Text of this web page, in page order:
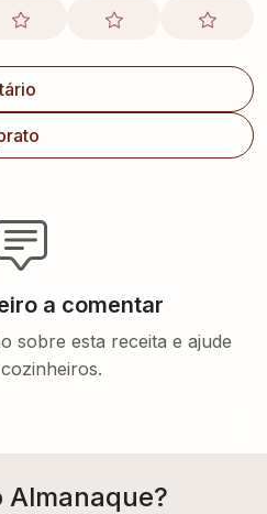
a comentar
sobre esta receita e ajude
Almanaque?